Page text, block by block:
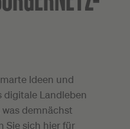
Ideen und
Landleben
demnächst
Sie sich hier für